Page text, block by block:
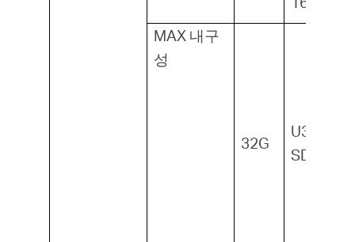
MAX 내구
성
32G
U3, V30,
SDHC1